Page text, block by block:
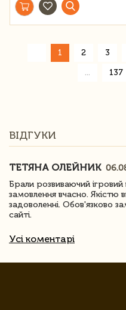
1 2 3
137
ВІДГУКИ
ТЕТЯНА ОЛЕЙНИК
Брали розвиваючий
замовлення вчасно. Якістю
задоволенні. Обов'язково
сайті.
Усі коментарі